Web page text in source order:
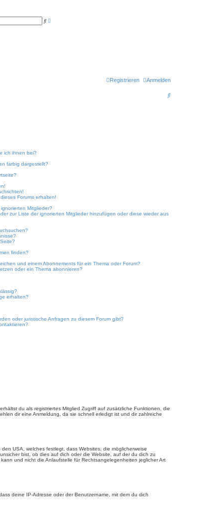
S
Anmelden
Registrieren
S
ich ihnen bei?
farbig dargestellt?
Forums erhalten!
Mitglieder?
zur Liste der ignorierten Mitglieder hinzufügen oder diese wieder aus
finden?
und einem Abonnements für ein Thema oder Forum?
oder ein Thema abonnieren?
erhalten?
oder juristische Anfragen zu diesem Forum gibt?
du als registriertes Mitglied Zugriff auf zusätzliche Funktionen, die
dir eine Anmeldung, da sie schnell erledigt ist und dir zahlreiche
USA, welches festlegt, dass Websites, die möglicherweise
bist, ob dies auf dich oder die Website, auf der du dich zu
und nicht die Anlaufstelle für Rechtsangelegenheiten jeglicher Art
deine IP-Adresse oder der Benutzername, mit dem du dich